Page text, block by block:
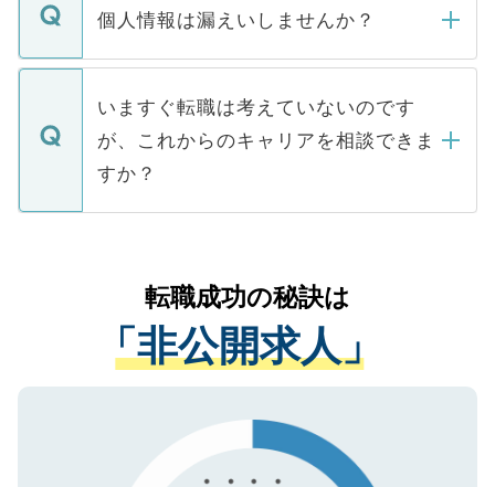
■応募殺到を避けるため 人気のある医療機
関を公にしてしまうと、応募が殺到する場
に、医療機関が求める条件に合った人材の
みを人材紹介会社に依頼するケースが増え
ています。
ん。また、仮に応募先から内定をいただい
定を承諾する必要はありません。内定先へ
の辞退の連絡はキャリアパートナーが行い
個人情報は漏えいしませんか？
個人情報が漏えいすることはありませんの
で、ご安心ください。当サイトからの登録
などで収集したご登録者様の個人情報は、
ご本人のキャリアアップおよび転職活動の
支援を目的に使用いたします。お預かりし
ているすべての個人データはご本人の許可
は、個人情報の取り扱いについての厳密な
管理基準を満たした事業者のみに付与され
る、プライバシーマークを取得済みです。
で、機密保持に関してもご安心ください。
いますぐ転職は考えていないのです
が、これからのキャリアを相談できま
すか？
かがいして、現在の医療機関の状況や紹介
経験をまじえながら、適切なアドバイスを
させていただきます。すぐにご転職をされ
ない方には、長期的なサポートが可能です
ので、まずはご登録ください。
転職成功の秘訣は
「非公開求人」